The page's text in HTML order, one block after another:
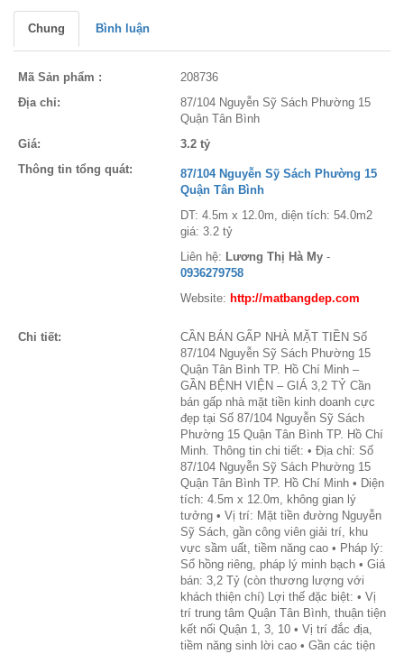
Chung Bình luận
Mã Sản phẩm :
208736
Địa chỉ:
87/104 Nguyễn Sỹ Sách Phường 15
Quận Tân Bình
Giá:
3.2 tỷ
Thông tin tổng quát:
87/104 Nguyễn Sỹ Sách Phường 15
Quận Tân Bình
DT: 4.5m x 12.0m, diện tích: 54.0m2
giá: 3.2 tỷ
Liên hệ: Lương Thị Hà My -
0936279758
Website: http://matbangdep.com
Chi tiết:
CẦN BÁN GẤP NHÀ MẶT TIỀN Số
87/104 Nguyễn Sỹ Sách Phường 15
Quận Tân Bình TP. Hồ Chí Minh –
GẦN BỆNH VIỆN – GIÁ 3,2 TỶ Cần
bán gấp nhà mặt tiền kinh doanh cực
đẹp tại Số 87/104 Nguyễn Sỹ Sách
Phường 15 Quận Tân Bình TP. Hồ Chí
Minh. Thông tin chi tiết: • Địa chỉ: Số
87/104 Nguyễn Sỹ Sách Phường 15
Quận Tân Bình TP. Hồ Chí Minh • Diện
tích: 4.5m x 12.0m, không gian lý
tưởng • Vị trí: Mặt tiền đường Nguyễn
Sỹ Sách, gần công viên giải trí, khu
vực sầm uất, tiềm năng cao • Pháp lý:
Sổ hồng riêng, pháp lý minh bạch • Giá
bán: 3,2 Tỷ (còn thương lượng với
khách thiện chí) Lợi thế đặc biệt: • Vị
trí trung tâm Quận Tân Bình, thuận tiện
kết nối Quận 1, 3, 10 • Vị trí đắc địa,
tiềm năng sinh lời cao • Gần các tiện